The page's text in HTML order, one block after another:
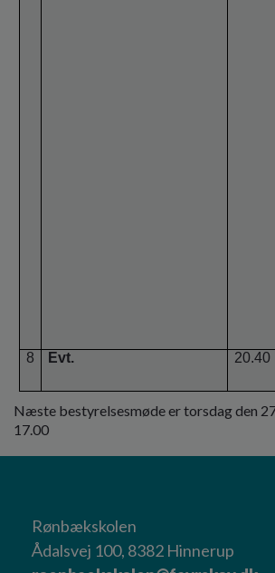
8 Evt. 20.40
Næste bestyrelsesmøde er torsdag den
17.00
Rønbækskolen
Ådalsvej 100, 8382 Hinnerup